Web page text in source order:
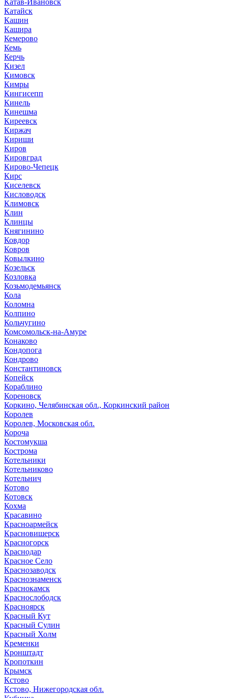
Катав-Ивановск
Катайск
Кашин
Кашира
Кемерово
Кемь
Керчь
Кизел
Кимовск
Кимры
Кингисепп
Кинель
Кинешма
Киреевск
Киржач
Кириши
Киров
Кировград
Кирово-Чепецк
Кирс
Киселевск
Кисловодск
Климовск
Клин
Клинцы
Княгинино
Ковдор
Ковров
Ковылкино
Козельск
Козловка
Козьмодемьянск
Кола
Коломна
Колпино
Кольчугино
Комсомольск-на-Амуре
Конаково
Кондопога
Кондрово
Константиновск
Копейск
Кораблино
Кореновск
Коркино, Челябинская обл., Коркинский район
Королев
Королев, Московская обл.
Короча
Костомукша
Кострома
Котельники
Котельниково
Котельнич
Котово
Котовск
Кохма
Красавино
Красноармейск
Красновишерск
Красногорск
Краснодар
Красное Село
Краснозаводск
Краснознаменск
Краснокамск
Краснослободск
Красноярск
Красный Кут
Красный Сулин
Красный Холм
Кременки
Кронштадт
Кропоткин
Крымск
Кстово
Кстово, Нижегородская обл.